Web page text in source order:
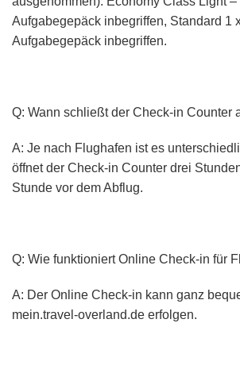
Aufgabegepäck inbegriffen, Standard 1
Aufgabegepäck inbegriffen.
Q: Wann schließt der Check-in Counter
A: Je nach Flughafen ist es
öffnet der Check-in Counter drei
Stunde vor dem Abflug.
Q: Wie funktioniert Online Check-in für
A: Der Online Check-in kann ganz
mein.travel-overland.de erfolgen.